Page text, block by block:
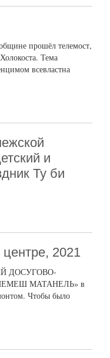
прошёл телемост,
Тема
всевластна
и
Ту би
2021
ДОСУГОВО-
МАТАНЕЛЬ» в
Чтобы было